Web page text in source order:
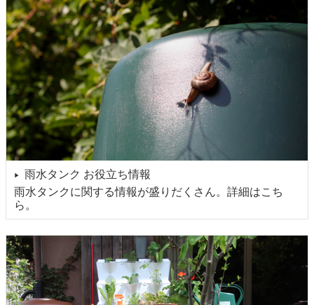
▶
雨水タンク お役立ち情報
雨水タンクに関する情報が盛りだくさん。詳細はこち
ら。